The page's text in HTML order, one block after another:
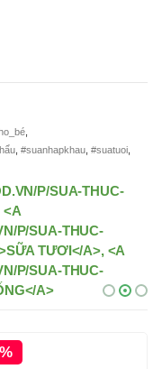
,
, #suanhapkhau, #suatuoi,
P/SUA-THUC-
<A
P/SUA-THUC-
TƯƠI</A>, <A
P/SUA-THUC-
A>